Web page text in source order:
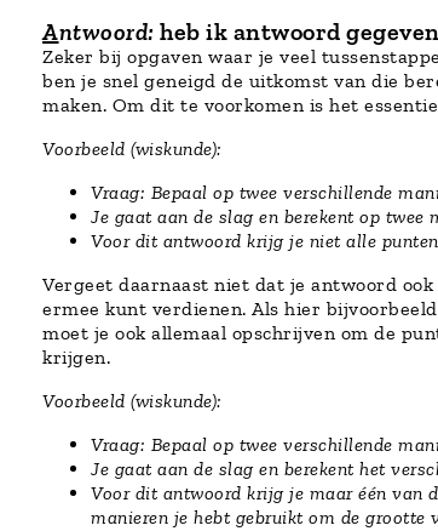
Antwoord: heb ik antwoord
Zeker bij opgaven waar je veel
ben je snel geneigd de uitkomst van die
maken. Om dit te voorkomen is het
Voorbeeld (wiskunde):
Vraag: Bepaal op twee verschillende
Je gaat aan de slag en berekent op
Voor dit antwoord krijg je niet alle
Vergeet daarnaast niet dat je antwoord
ermee kunt verdienen. Als hier
moet je ook allemaal opschrijven om de
krijgen.
Voorbeeld (wiskunde):
Vraag: Bepaal op twee verschillende
Je gaat aan de slag en berekent het
Voor dit antwoord krijg je maar één van
manieren je hebt gebruikt om de grootte